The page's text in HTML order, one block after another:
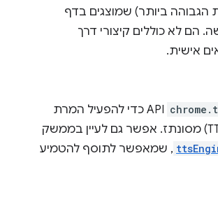
הגבוהה ביותר) שמוצגים בדף
הם לא כוללים קיצורי דרך
אישית.
API כדי להפעיל המרת
טקסט לדיבור (TTS) מסונתז. אפשר גם לעיין בממשק
, שמאפשר לתוסף להטמיע